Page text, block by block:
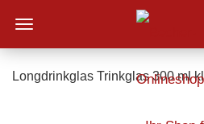
Longdrinkglas Trinkglas 300 ml